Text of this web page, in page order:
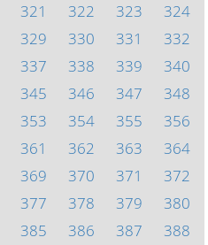
321 322 323
324
329 330 331
332
337 338 339
340
345 346 347
348
353 354 355
356
361 362 363
364
369 370 371
372
377 378 379
380
385 386 387 388